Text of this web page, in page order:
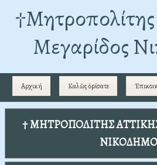
†Mητροπολίτης
Μεγαρίδος
Αρχική Καλῶς ὁρίσατε
† ΜΗΤΡΟΠΟΛΙΤΗΣ